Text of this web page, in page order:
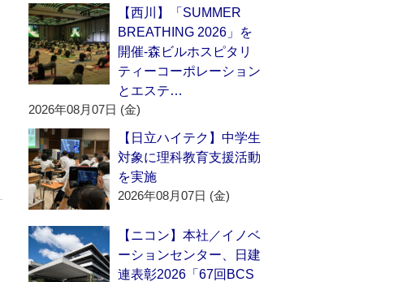
【西川】「SUMMER
BREATHING 2026」を
開催‐森ビルホスピタリ
ティーコーポレーション
とエステ…
2026年08月07日 (金)
【日立ハイテク】中学生
対象に理科教育支援活動
を実施
2026年08月07日 (金)
【ニコン】本社／イノベ
ーションセンター、日建
連表彰2026「67回BCS